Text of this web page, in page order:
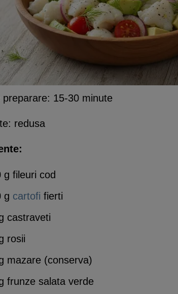
preparare: 15-30 minute
redusa
g fileuri cod
g cartofi fierti
castraveti
rosii
mazare (conserva)
frunze salata verde